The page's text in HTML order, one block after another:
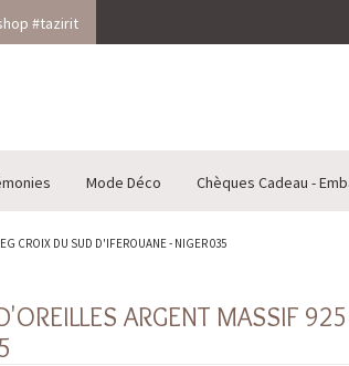
#tazirit
Mode Déco Chèques Cadeau -
CROIX DU SUD D'IFEROUANE - NIGER 035
ARGENT MASSIF